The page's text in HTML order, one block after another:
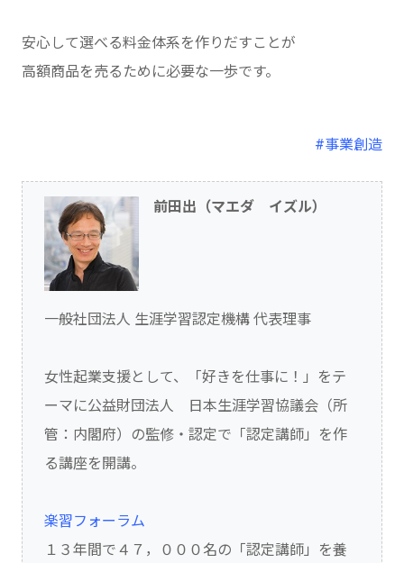
安心して選べる料金体系を作りだすことが
高額商品を売るために必要な一歩です。
#事業創造
前田出（マエダ イズル）
一般社団法人 生涯学習認定機構 代表理事
女性起業支援として、「好きを仕事に！」をテ
ーマに公益財団法人 日本生涯学習協議会（所
管：内閣府）の監修・認定で「認定講師」を作
る講座を開講。
楽習フォーラム
１３年間で４７，０００名の「認定講師」を養